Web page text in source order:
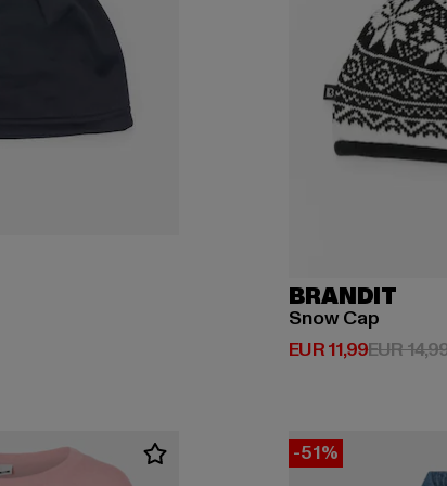
EUR 14,99 BRANDIT
Snow Cap
EUR 11,99
Derzeitiger Preis:
EUR
-51%